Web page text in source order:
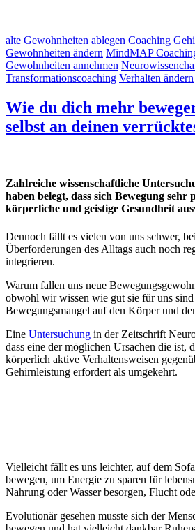
alte Gewohnheiten ablegen Coaching
Gewohnheiten ändern MindMAP
Gewohnheiten annehmen
Transformationscoaching Verhalten ändern
Wie du dich mehr
selbst an deinen
Zahlreiche wissenschaftliche
haben belegt, dass sich Bewegung sehr
körperliche und geistige Gesundheit
Dennoch fällt es vielen von uns schwer,
Überforderungen des Alltags auch noch
integrieren.
Warum fallen uns neue
obwohl wir wissen wie gut sie für uns
Bewegungsmangel auf den Körper und
Eine Untersuchung in der Zeitschrift
dass eine der möglichen Ursachen die ist,
körperlich aktive Verhaltensweisen
Gehirnleistung erfordert als umgekehrt.
Vielleicht fällt es uns leichter, auf dem
bewegen, um Energie zu sparen für
Nahrung oder Wasser besorgen, Flucht
Evolutionär gesehen musste sich der